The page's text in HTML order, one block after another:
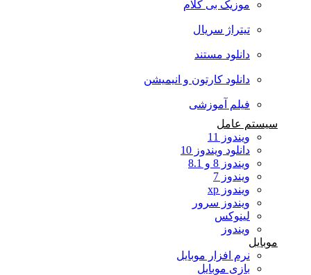
موزیک بی کلام
تیتراژ سریال
دانلود مستند
دانلود کارتون و انیمیشن
فیلم آموزشی
سیستم عامل
ویندوز 11
دانلود ویندوز 10
ویندوز 8 و 8.1
ویندوز 7
ویندوز xp
ویندوز سرور
لینوکس
ویندوز
موبایل
نرم افزار موبایل
بازی موبایل